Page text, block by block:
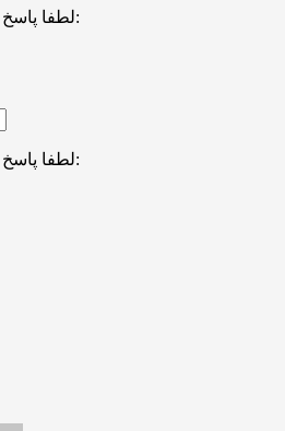
لطفا پاسخ را به عدد انگلیسی وارد کنید:
لطفا پاسخ را به عدد انگلیسی وارد کنید: